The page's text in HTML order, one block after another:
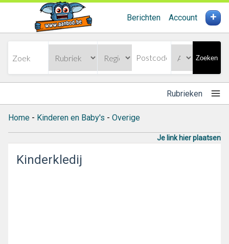
Berichten Account +
Zoeken
Rubrieken
Home - Kinderen en Baby's - Overige
Je link hier plaatsen
Kinderkledij